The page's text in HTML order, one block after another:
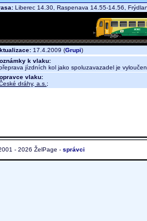
Liberec 14.30, Raspenava 14.55-14.56,
17.4.2009 (Grupi)
k vlaku:
jízdních kol jako spoluzavazadel je
vlaku:
dráhy, a.s. ;
- 2026 ŽelPage - správci